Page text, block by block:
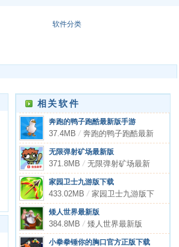
软件分类
相关软件
奔跑的鸭子跑酷最新版手游
37.4MB /奔跑的鸭子跑酷最新
版手游
无限弹射矿场最新版
371.8MB /无限弹射矿场最新
版
家园卫士九游版下载
433.02MB /家园卫士九游版下
载
矮人世界最新版
384.8MB /矮人世界最新版
小拳拳锤你的胸口官方正版下载